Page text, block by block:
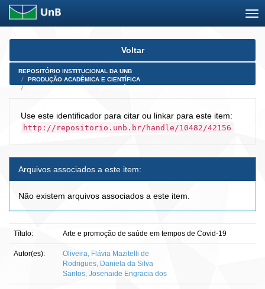
Skip
Voltar
REPOSITÓRIO INSTITUCIONAL DA UNB
PRODUÇÃO ACADÊMICA E CIENTÍFICA
Use este identificador para citar ou linkar para este item:
http://repositorio.unb.br/handle/10482/42156
Arquivos associados a este item:
Não existem arquivos associados a este item.
Título: Arte e promoção de saúde em tempos de Covid-19
Autor(es):
Oliveira, Flávia Mazitelli de
Rodrigues, Daniela da Silva
Santos, Josenaide Engracia dos